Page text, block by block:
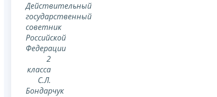
Действительный
государственный
советник
Российской
Федерации
2
класса
С.Л.
Бондарчук